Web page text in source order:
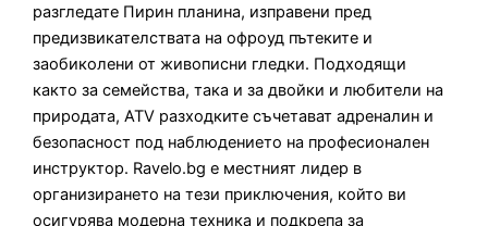
разгледате Пирин планина, изправени пред
предизвикателствата на офроуд пътеките и
заобиколени от живописни гледки. Подходящи
както за семейства, така и за двойки и любители на
природата, ATV разходките съчетават адреналин и
безопасност под наблюдението на професионален
инструктор. Ravelo.bg е местният лидер в
организирането на тези приключения, който ви
осигурява модерна техника и подкрепа за